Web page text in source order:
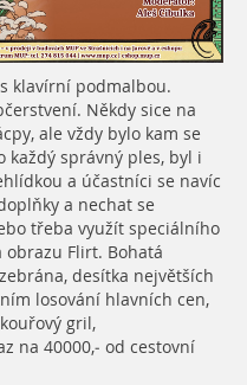
klavírní podmalbou.
Někdy sice na
ale vždy bylo kam se
každý správný ples, byl i
a účastníci se navíc
a nechat se
třeba využít speciálního
Flirt. Bohatá
desítka největších
losování hlavních cen,
gril,
na 40000,- od cestovní